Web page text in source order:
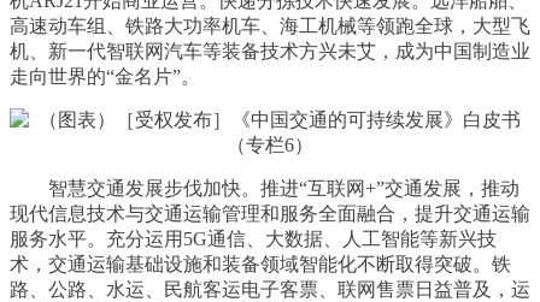
高速动车组、铁路大功率机车、海工机械等领跑全球，大型飞
机、新一代智联网汽车等装备技术方兴未艾，成为中国制造业
走向世界的“金名片”。
智慧交通发展步伐加快。推进“互联网+”交通发展，推动
现代信息技术与交通运输管理和服务全面融合，提升交通运输
服务水平。充分运用5G通信、大数据、人工智能等新兴技
术，交通运输基础设施和装备领域智能化不断取得突破。铁
路、公路、水运、民航客运电子客票、联网售票日益普及，运